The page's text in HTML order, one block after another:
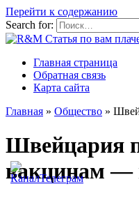
Перейти к содержанию
Search for:
Главная страница
Обратная связь
Карта сайта
Главная » Общество »
Швейцария
вакцинам —